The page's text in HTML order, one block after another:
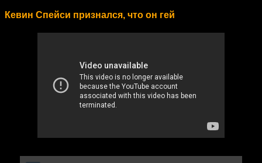
Кевин Спейси признался, что он гей